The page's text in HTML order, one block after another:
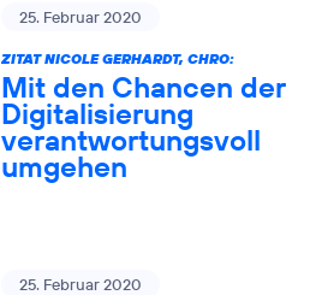
25. Februar 2020
ZITAT NICOLE GERHARDT, CHRO:
Mit den Chancen der
Digitalisierung
verantwortungsvoll
umgehen
25. Februar 2020